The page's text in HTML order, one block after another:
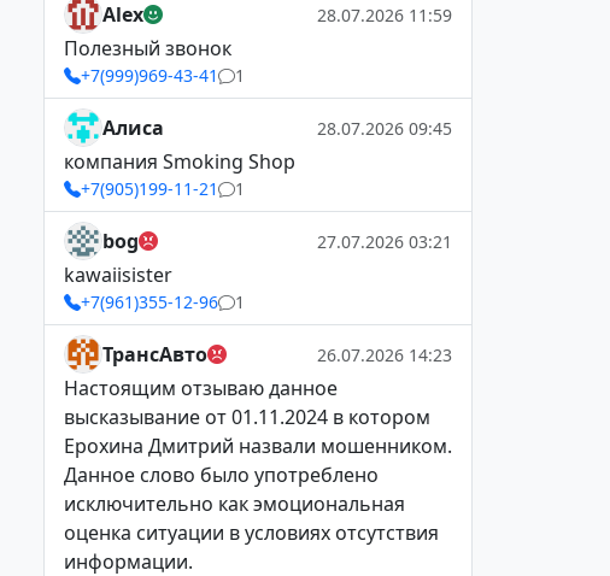
Alex 28.07.2026 11:59
Полезный звонок
+7(999)969-43-41 1
Алиса 28.07.2026 09:45
компания Smoking Shop
+7(905)199-11-21 1
bog 27.07.2026 03:21
kawaiisister
+7(961)355-12-96 1
ТрансАвто 26.07.2026 14:23
Настоящим отзываю данное
высказывание от 01.11.2024 в котором
Ерохина Дмитрий назвали мошенником.
Данное слово было употреблено
исключительно как эмоциональная
оценка ситуации в условиях отсутствия
информации.